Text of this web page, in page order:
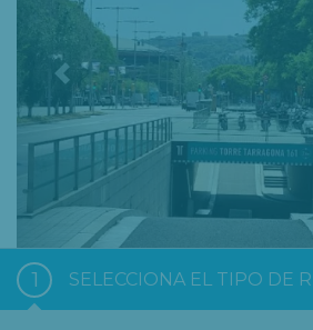
1 SELECCIONA EL TIPO DE